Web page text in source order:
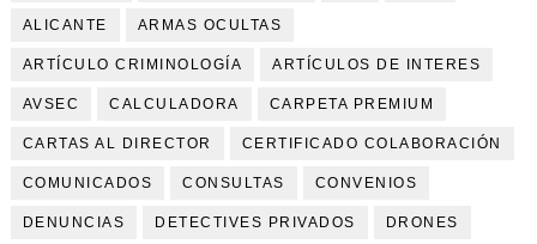
ALICANTE ARMAS OCULTAS
ARTÍCULO CRIMINOLOGÍA ARTÍCULOS DE INTERES
AVSEC CALCULADORA CARPETA PREMIUM
CARTAS AL DIRECTOR CERTIFICADO COLABORACIÓN
COMUNICADOS CONSULTAS CONVENIOS
DENUNCIAS DETECTIVES PRIVADOS DRONES